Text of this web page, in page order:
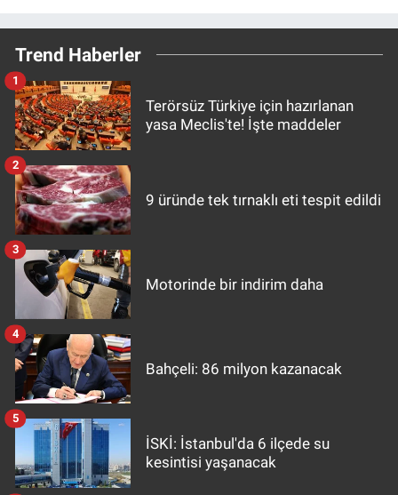
Trend Haberler
Terörsüz Türkiye için hazırlanan
yasa Meclis'te! İşte maddeler
1
9 üründe tek tırnaklı eti tespit edildi
2
Motorinde bir indirim daha
3
Bahçeli: 86 milyon kazanacak
4
İSKİ: İstanbul'da 6 ilçede su
kesintisi yaşanacak
5